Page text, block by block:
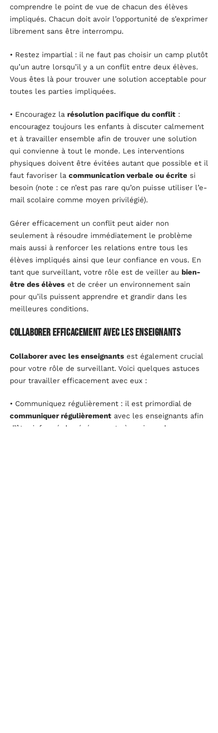
comprendre le point de vue de chacun des élèves
impliqués. Chacun doit avoir l’opportunité de s’exprimer
librement sans être interrompu.
• Restez impartial : il ne faut pas choisir un camp plutôt
qu’un autre lorsqu’il y a un conflit entre deux élèves.
Vous êtes là pour trouver une solution acceptable pour
toutes les parties impliquées.
• Encouragez la résolution pacifique du conflit :
encouragez toujours les enfants à discuter calmement
et à travailler ensemble afin de trouver une solution
qui convienne à tout le monde. Les interventions
physiques doivent être évitées autant que possible et il
faut favoriser la communication verbale ou écrite si
besoin (note : ce n’est pas rare qu’on puisse utiliser l’e-
mail scolaire comme moyen privilégié).
Gérer efficacement un conflit peut aider non
seulement à résoudre immédiatement le problème
mais aussi à renforcer les relations entre tous les
élèves impliqués ainsi que leur confiance en vous. En
tant que surveillant, votre rôle est de veiller au bien-
être des élèves et de créer un environnement sain
pour qu’ils puissent apprendre et grandir dans les
meilleures conditions.
Collaborer efficacement avec les enseignants
Collaborer avec les enseignants est également crucial
pour votre rôle de surveillant. Voici quelques astuces
pour travailler efficacement avec eux :
• Communiquez régulièrement : il est primordial de
communiquer régulièrement avec les enseignants afin
d’être informé des événements à venir ou des